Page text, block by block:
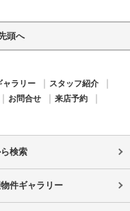
頭へ
ャラリー
スタッフ紹介
お問合せ
来店予約
検索
件ギャラリー